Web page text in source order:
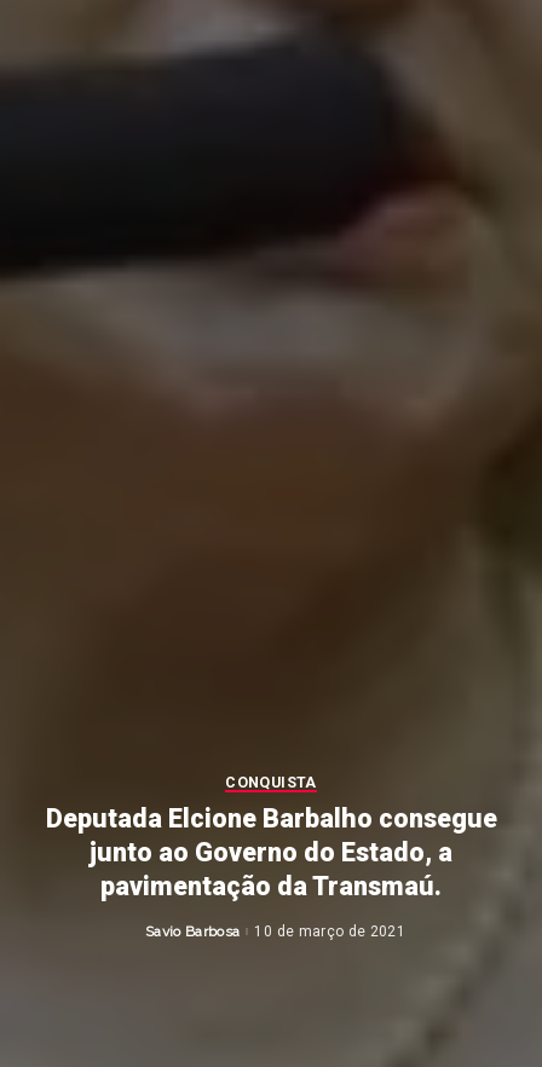
CONQUISTA
Deputada Elcione Barbalho consegue
junto ao Governo do Estado, a
pavimentação da Transmaú.
Posted
Savio Barbosa 10 de março de 2021